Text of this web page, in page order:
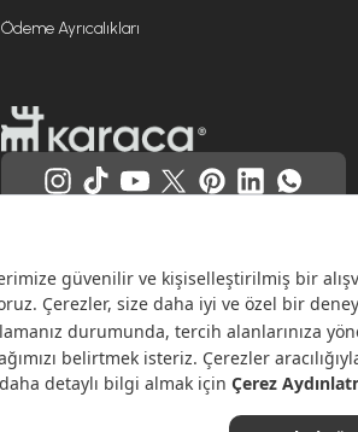
Ödeme Ayrıcalıkları